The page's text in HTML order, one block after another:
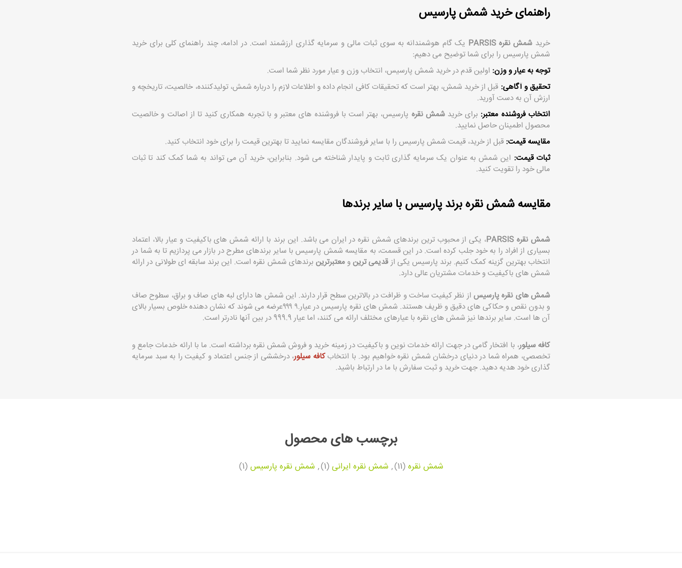
راهنمای خرید شمش پارسیس
خرید شمش نقره PARSIS
یک گام هوشمندانه به سوی ثبات مالی و سرمایه ‌گذاری ارزشمند است. در ادامه، چند راهنمای کلی برای خرید
شمش پارسیس را برای شما توضیح می ‌دهیم:
توجه به عیار و وزن: اولین قدم در خرید شمش پارسیس، انتخاب وزن و عیار مورد نظر شما است.
تحقیق و آگاهی: قبل از خرید شمش، بهتر است که تحقیقات کافی انجام داده و اطلاعات لازم را درباره شمش، تولیدکننده، خالصیت، تاریخچه و
ارزش آن به دست آورید.
انتخاب فروشنده معتبر: برای خریدشمش نقره پارسیس، بهتر است با فروشنده‌ های معتبر و با تجربه همکاری کنید تا از اصالت و خالصیت
محصول اطمینان حاصل نمایید.
مقایسه قیمت: قبل از خرید، قیمت شمش پارسیس را با سایر فروشندگان مقایسه نمایید تا بهترین قیمت را برای خود انتخاب کنید.
ثبات قیمت: این شمش به عنوان یک سرمایه‌ گذاری ثابت و پایدار شناخته می ‌شود. بنابراین، خرید آن می ‌تواند به شما کمک کند تا ثبات
مالی خود را تقویت کنید.
مقایسه شمش نقره برند پارسیس با سایر برندها
شمش نقره PARSIS
، یکی از محبوب ‌ترین برندهای شمش نقره در ایران می باشد. این برند با ارائه شمش ‌های باکیفیت و عیار بالا، اعتماد
بسیاری از افراد را به خود جلب کرده است. در این قسمت، به مقایسه شمش پارسیس با سایر برندهای مطرح در بازار می ‌پردازیم تا به شما در
انتخاب بهترین گزینه کمک کنیم. برند پارسیس یکی از قدیمی ‌ترینومعتبرترین برندهای شمش نقره است. این برند سابقه ‌ای طولانی در ارائه
شمش ‌های باکیفیت و خدمات مشتریان عالی دارد.
شمش ‌های نقره پارسیساز نظر کیفیت ساخت و ظرافت در بالاترین سطح قرار دارند. این شمش ‌ها دارای لبه ‌های صاف و براق، سطوح صاف
و بدون نقص و حکاکی ‌های دقیق و ظریف هستند. شمش‌ های نقره پارسیس در عیار.۹ ۹۹۹عرضه می ‌شوند که نشان ‌دهنده خلوص بسیار بالای
آن ها است. سایر برندها نیز شمش ‌های نقره با عیارهای مختلف ارائه می ‌کنند، اما عیار 999.9 در بین آنها نادرتر است.
کافه سیلور، با افتخار گامی در جهت ارائه خدمات نوین و باکیفیت در زمینه خرید و فروش شمش نقره برداشته است. ما با ارائه خدمات جامع و
تخصصی، همراه شما در دنیای درخشان شمش نقره خواهیم بود. با انتخابکافه سیلور، درخششی از جنس اعتماد و کیفیت را به سبد سرمایه
‌گذاری خود هدیه دهید. جهت خرید و ثبت سفارش با ما در ارتباط باشید.
برچسب های محصول
شمش نقره (11)
, شمش نقره ایرانی (1)
, شمش نقره پارسیس (1)